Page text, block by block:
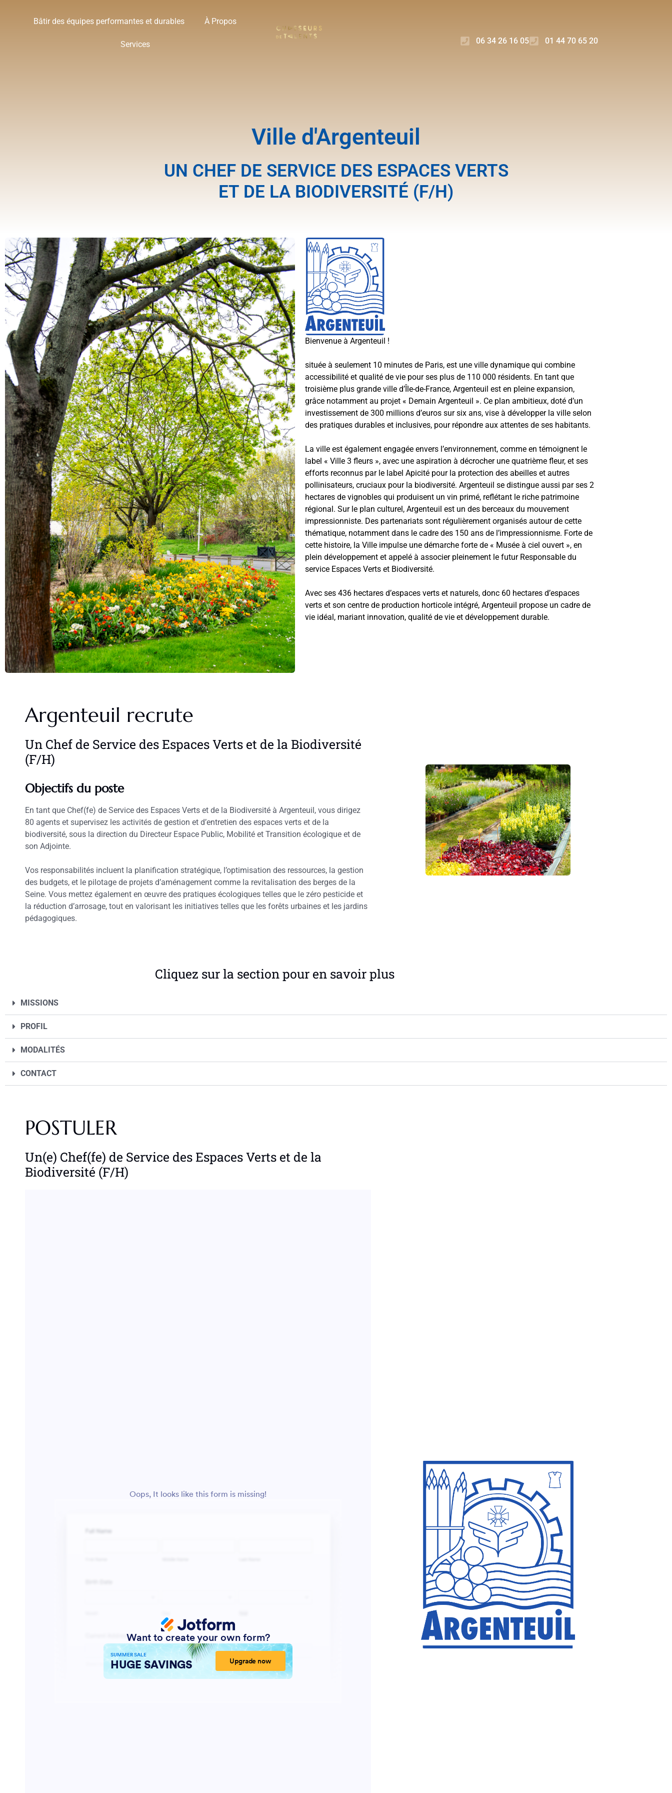
Bâtir des équipes performantes et durables À Propos
Services 06 34 26 16 05 01 44 70 65 20
Ville d'Argenteuil
UN CHEF DE SERVICE DES ESPACES VERTS
ET DE LA BIODIVERSITÉ (F/H)
Bienvenue à Argenteuil !
située à seulement 10 minutes de Paris, est une ville dynamique qui combine
accessibilité et qualité de vie pour ses plus de 110 000 résidents. En tant que
troisième plus grande ville d’Île-de-France, Argenteuil est en pleine expansion,
grâce notamment au projet « Demain Argenteuil ». Ce plan ambitieux, doté d’un
investissement de 300 millions d’euros sur six ans, vise à développer la ville selon
des pratiques durables et inclusives, pour répondre aux attentes de ses habitants.
La ville est également engagée envers l’environnement, comme en témoignent le
label « Ville 3 fleurs », avec une aspiration à décrocher une quatrième fleur, et ses
efforts reconnus par le label Apicité pour la protection des abeilles et autres
pollinisateurs, cruciaux pour la biodiversité. Argenteuil se distingue aussi par ses 2
hectares de vignobles qui produisent un vin primé, reflétant le riche patrimoine
régional. Sur le plan culturel, Argenteuil est un des berceaux du mouvement
impressionniste. Des partenariats sont régulièrement organisés autour de cette
thématique, notamment dans le cadre des 150 ans de l’impressionnisme. Forte de
cette histoire, la Ville impulse une démarche forte de « Musée à ciel ouvert », en
plein développement et appelé à associer pleinement le futur Responsable du
service Espaces Verts et Biodiversité.
Avec ses 436 hectares d’espaces verts et naturels, donc 60 hectares d’espaces
verts et son centre de production horticole intégré, Argenteuil propose un cadre de
vie idéal, mariant innovation, qualité de vie et développement durable.
Argenteuil recrute
Un Chef de Service des Espaces Verts et de la Biodiversité
(F/H)
Objectifs du poste
En tant que Chef(fe) de Service des Espaces Verts et de la Biodiversité à Argenteuil, vous dirigez
80 agents et supervisez les activités de gestion et d’entretien des espaces verts et de la
biodiversité, sous la direction du Directeur Espace Public, Mobilité et Transition écologique et de
son Adjointe.
Vos responsabilités incluent la planification stratégique, l’optimisation des ressources, la gestion
des budgets, et le pilotage de projets d’aménagement comme la revitalisation des berges de la
Seine. Vous mettez également en œuvre des pratiques écologiques telles que le zéro pesticide et
la réduction d’arrosage, tout en valorisant les initiatives telles que les forêts urbaines et les jardins
pédagogiques.
Cliquez sur la section pour en savoir plus
MISSIONS
PROFIL
MODALITÉS
CONTACT
POSTULER
Un(e) Chef(fe) de Service des Espaces Verts et de la
Biodiversité (F/H)